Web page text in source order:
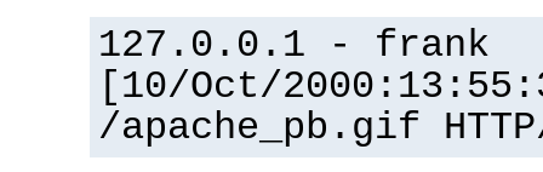
127.0.0.1 - frank
[10/Oct/
/apache_pb.gif